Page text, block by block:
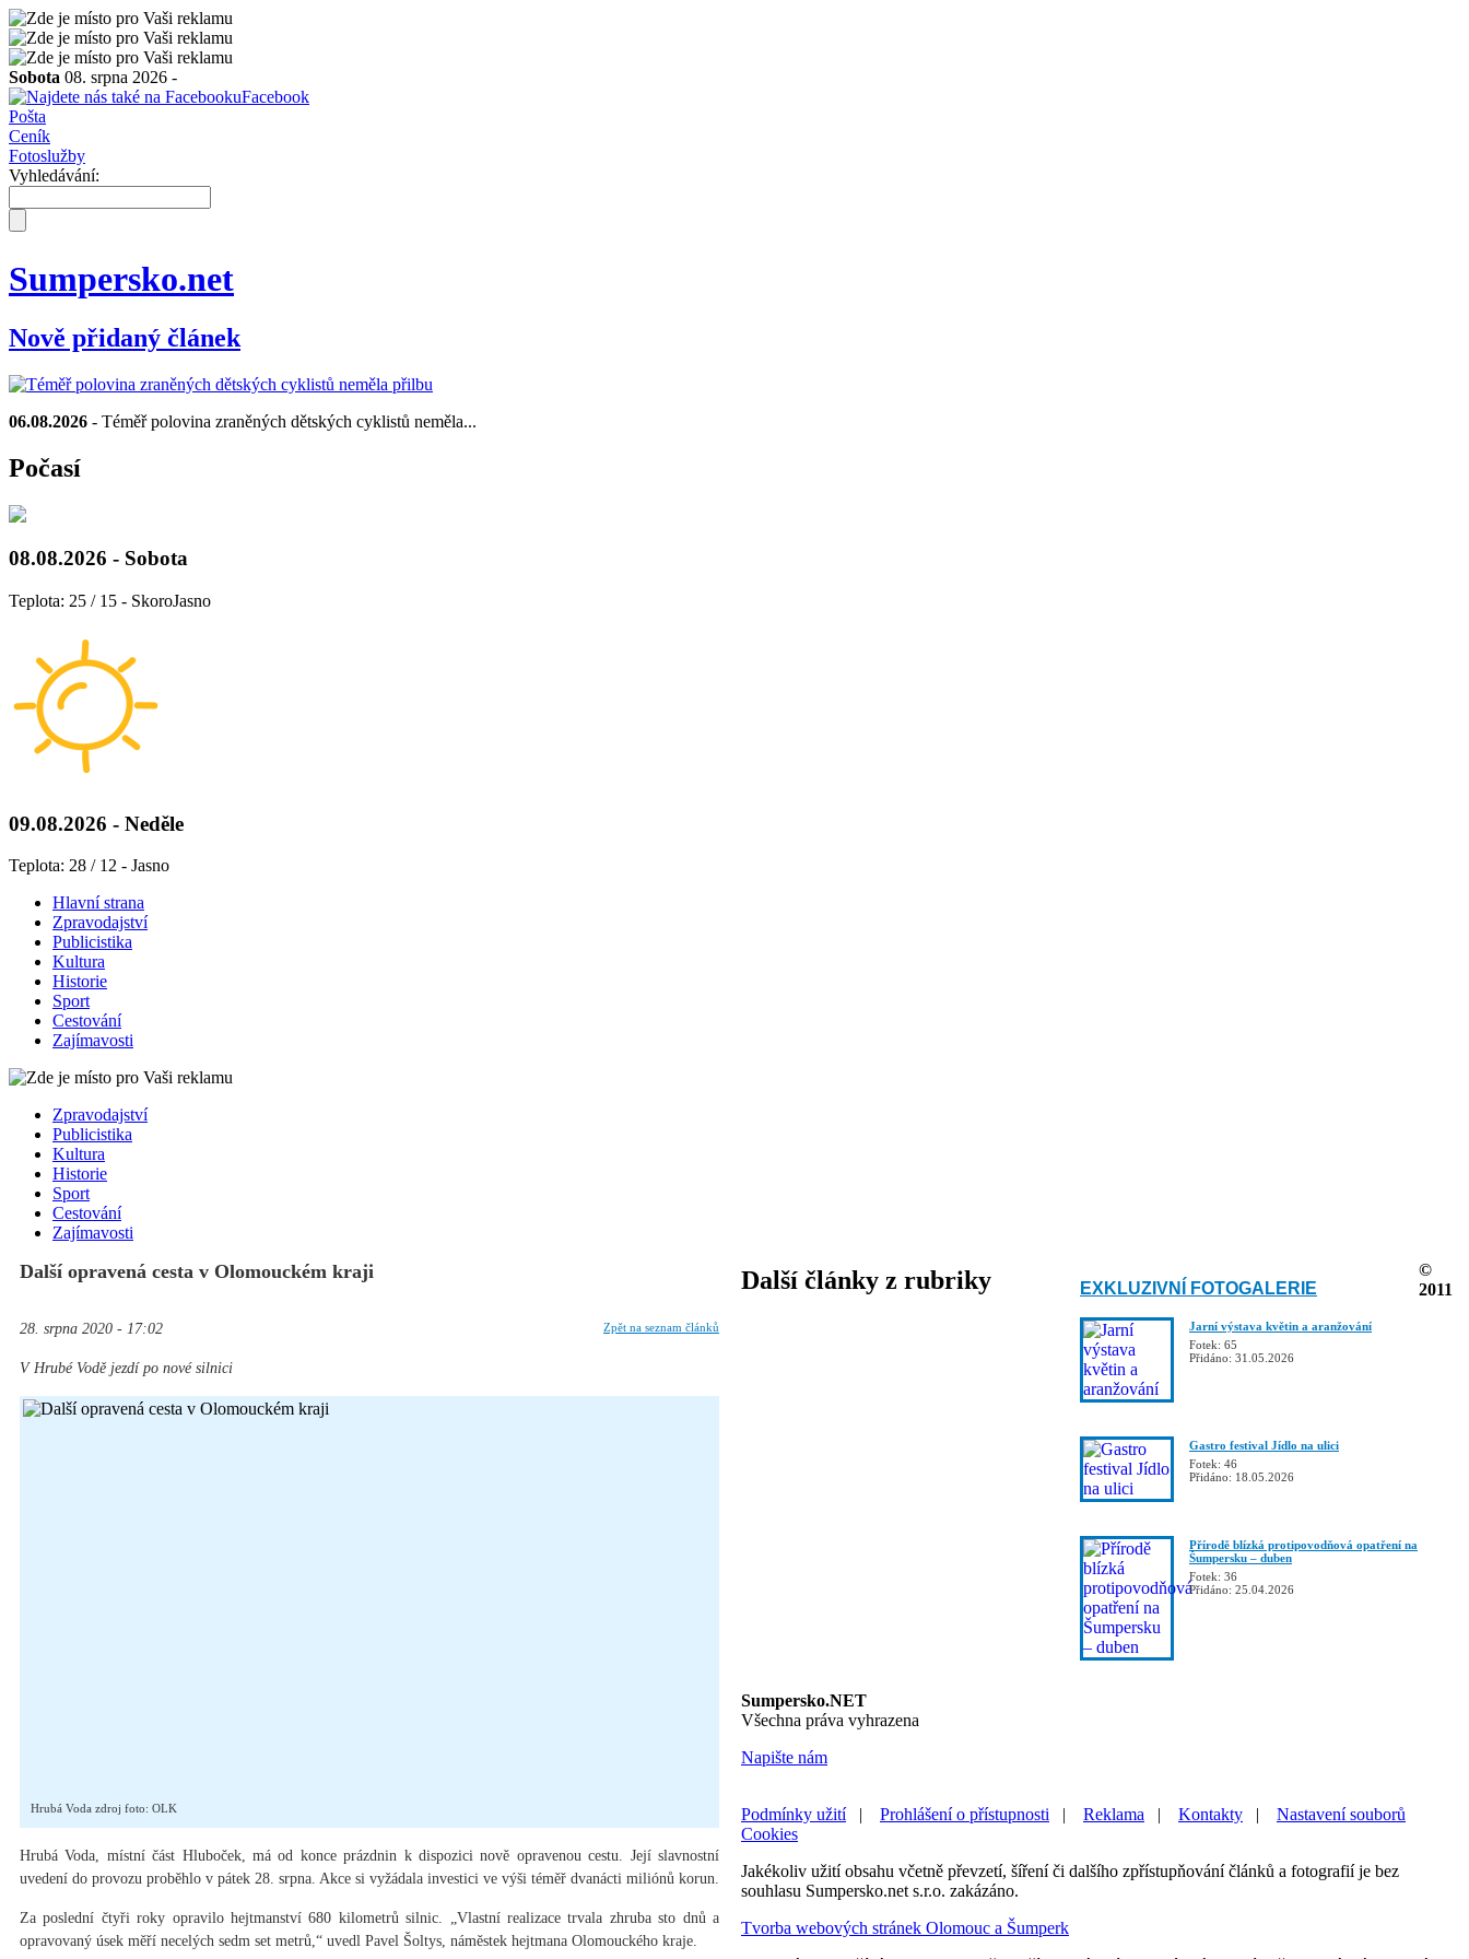
Sobota 08. srpna 2026 -
Facebook
Pošta
Ceník
Fotoslužby
Vyhledávání:
Sumpersko.net
Nově přidaný článek
06.08.2026 - Téměř polovina zraněných dětských cyklistů neměla...
Počasí
08.08.2026 - Sobota
Teplota: 25 / 15 - SkoroJasno
09.08.2026 - Neděle
Teplota: 28 / 12 - Jasno
Hlavní strana
Zpravodajství
Publicistika
Kultura
Historie
Sport
Cestování
Zajímavosti
Zpravodajství
Publicistika
Kultura
Historie
Sport
Cestování
Zajímavosti
Další opravená cesta v Olomouckém kraji
28. srpna 2020 - 17:02 Zpět na seznam článků
V Hrubé Vodě jezdí po nové silnici
Hrubá Voda zdroj foto: OLK
Hrubá Voda, místní část Hluboček, má od konce prázdnin k dispozici nově opravenou cestu. Její slavnostní
uvedení do provozu proběhlo v pátek 28. srpna. Akce si vyžádala investici ve výši téměř dvanácti miliónů korun.
Za poslední čtyři roky opravilo hejtmanství 680 kilometrů silnic. „Vlastní realizace trvala zhruba sto dnů a
opravovaný úsek měří necelých sedm set metrů,“ uvedl Pavel Šoltys, náměstek hejtmana Olomouckého kraje.
Další články z rubriky EXKLUZIVNÍ FOTOGALERIE
Jarní výstava květin a aranžování
Fotek: 65
Přidáno: 31.05.2026
Gastro festival Jídlo na ulici
Fotek: 46
Přidáno: 18.05.2026
Přírodě blízká protipovodňová opatření na
Šumpersku – duben
Fotek: 36
Přidáno: 25.04.2026
©
2011
Sumpersko.NET
Všechna práva vyhrazena
Napište nám
Podmínky užití Prohlášení o přístupnosti Reklama Kontakty
Nastavení souborů
Cookies
Jakékoliv užití obsahu včetně převzetí, šíření či dalšího zpřístupňování článků a fotografií je bez
souhlasu Sumpersko.net s.r.o. zakázáno.
Tvorba webových stránek Olomouc a Šumperk